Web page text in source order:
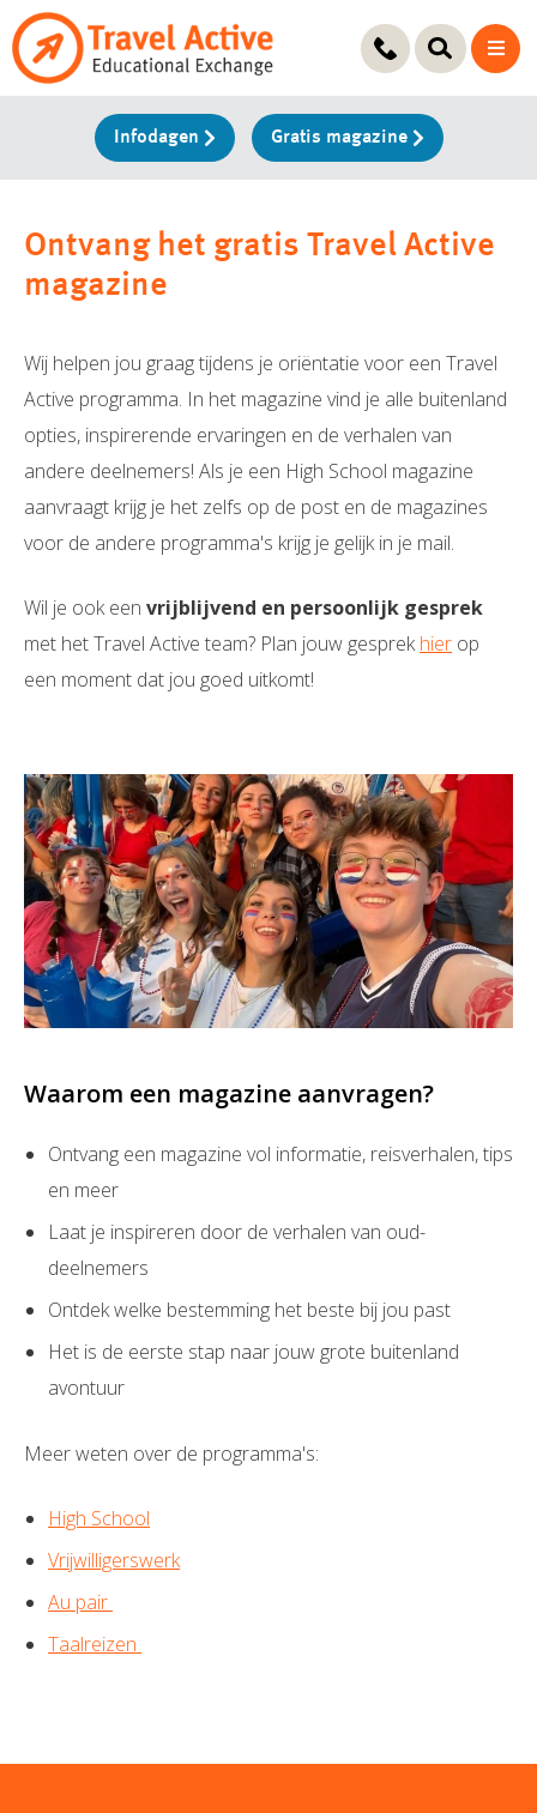
Ga
naar
Infodagen Gratis magazine
Ontvang het gratis Travel Active
magazine
Wij helpen jou graag tijdens je oriëntatie voor een Travel
Active programma. In het magazine vind je alle buitenland
opties, inspirerende ervaringen en de verhalen van
andere deelnemers! Als je een High School magazine
aanvraagt krijg je het zelfs op de post en de magazines
voor de andere programma's krijg je gelijk in je mail.
Wil je ook een vrijblijvend en persoonlijk gesprek
met het Travel Active team? Plan jouw gesprekhier op
een moment dat jou goed uitkomt!
Waarom een magazine aanvragen?
Ontvang een magazine vol informatie, reisverhalen, tips
en meer
Laat je inspireren door de verhalen van oud-
deelnemers
Ontdek welke bestemming het beste bij jou past
Het is de eerste stap naar jouw grote buitenland
avontuur
Meer weten over de programma's:
High School
Vrijwilligerswerk
Au pair
Taalreizen